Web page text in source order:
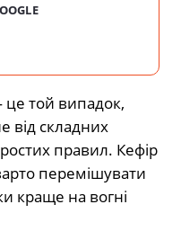
той випадок,
від складних
правил. Кефір
перемішувати
краще на вогні